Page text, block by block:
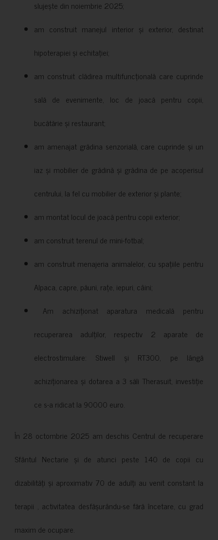
slujește din noiembrie 2025;
am construit manejul interior și exterior, destinat
hipoterapiei și echitației;
am construit clădirea multifuncțională care cuprinde
sală de evenimente, loc de joacă pentru copii,
bucătărie și restaurant;
am amenajat grădina senzorială, care cuprinde și un
iaz și mobilier de grădină și grădina de pe acoperisul
centrului, la fel cu mobilier de exterior și plante;
am montat locul de joacă pentru copii exterior;
am construit terenul de mini-fotbal;
am construit menajeria animalelor, cu spațiile pentru
Alpaca, capre, păuni, rațe, iepuri, câini;
Am achiziționat aparatura medicală pentru
recuperarea adulților, respectiv 2 aparate de
electrostimulare: Stiwell și RT300, pe lângă
achiziționarea și dotarea a 3 săli Therasuit, investiție
ce s-a ridicat la 90000 euro.
În 28 octombrie 2025 am deschis Centrul de recuperare
Sfântul Nectarie și de atunci peste 140 de copii cu
dizabilități și aproximativ 70 de adulți au venit constant la
terapii , activitatea desfășurându-se fără încetare, cu grad
maxim de ocupare.